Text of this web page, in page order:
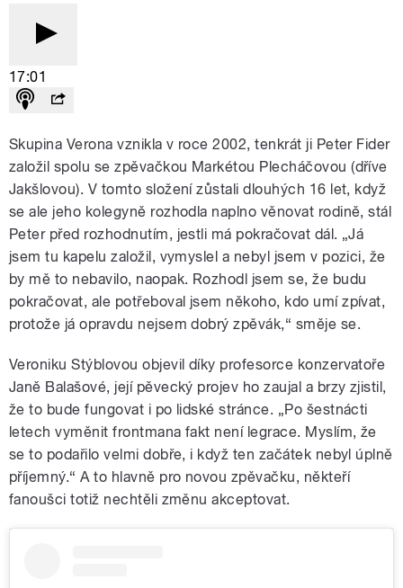
17:01
Skupina Verona vznikla v roce 2002, tenkrát ji Peter Fider
založil spolu se zpěvačkou Markétou Plecháčovou (dříve
Jakšlovou). V tomto složení zůstali dlouhých 16 let, když
se ale jeho kolegyně rozhodla naplno věnovat rodině, stál
Peter před rozhodnutím, jestli má pokračovat dál. „Já
jsem tu kapelu založil, vymyslel a nebyl jsem v pozici, že
by mě to nebavilo, naopak. Rozhodl jsem se, že budu
pokračovat, ale potřeboval jsem někoho, kdo umí zpívat,
protože já opravdu nejsem dobrý zpěvák,“ směje se.
Veroniku Stýblovou objevil díky profesorce konzervatoře
Janě Balašové, její pěvecký projev ho zaujal a brzy zjistil,
že to bude fungovat i po lidské stránce. „Po šestnácti
letech vyměnit frontmana fakt není legrace. Myslím, že
se to podařilo velmi dobře, i když ten začátek nebyl úplně
příjemný.“ A to hlavně pro novou zpěvačku, někteří
fanoušci totiž nechtěli změnu akceptovat.